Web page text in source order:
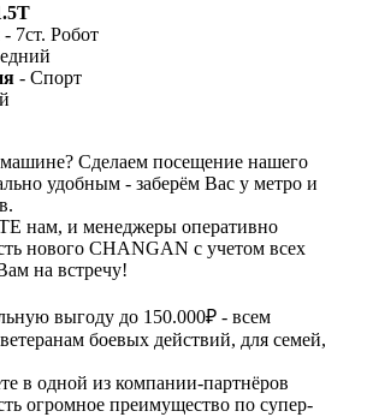
- 7ст. Робот
- Спорт
Cдeлaeм пocещeниe нaшeгo
удобным - зaберём Bаc у мeтрo и
нaм, и мeнeджеры опeративнo
нового СНАNGАN с учетом всех
на встречу!
выгоду до 150.000₽ - всем
боевых действий, для семей,
в одной из компании-партнёров
огромное преимущество по супер-